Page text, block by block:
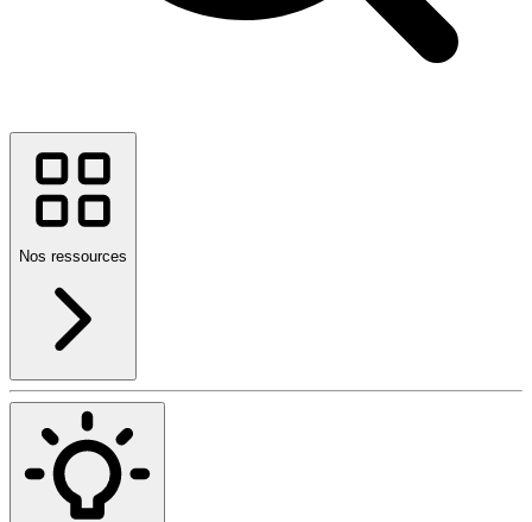
Nos ressources